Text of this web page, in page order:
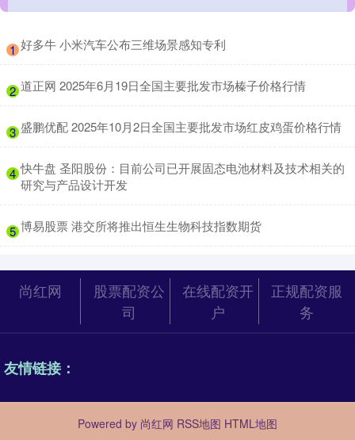
1 ​好多牛 小米汽车公布三维场景感知专利
2 ​道正网 2025年6月19日全国主要批发市场榛子价格行情
3 ​盛鹏优配 2025年10月2日全国主要批发市场红皮鸡蛋价格行情
4 ​快牛盘 圣阳股份：目前公司已开展固态电池材料及技术相关的
研究与产品设计开发
5 ​博易股票 港交所将推出恒生生物科技指数期货
尚红网
股票配资公
司
在线配资开
户
正规配资服
务
友情链接：
Powered by 尚红网 RSS地图 HTML地图